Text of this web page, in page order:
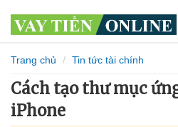
Trang chủ Tin tức tài chính
Cách tạo thư mục
iPhone